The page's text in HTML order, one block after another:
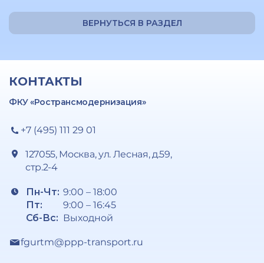
ВЕРНУТЬСЯ В РАЗДЕЛ
КОНТАКТЫ
ФКУ «Ространсмодернизация»
+7 (495) 111 29 01
127055, Москва, ул. Лесная, д.59,
стр.2-4
Пн-Чт:
Пт:
Сб-Вс:
9:00 – 18:00
9:00 – 16:45
Выходной
fgurtm@ppp-transport.ru